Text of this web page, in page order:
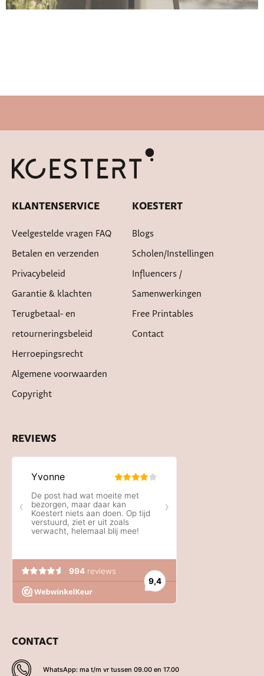
KLANTENSERVICE
Veelgestelde vragen FAQ
Betalen en verzenden
Privacybeleid
Garantie & klachten
Terugbetaal- en
retourneringsbeleid
Herroepingsrecht
Algemene voorwaarden
Copyright
KOESTERT
Blogs
Scholen/instellingen
Influencers /
Samenwerkingen
Free Printables
Contact
REVIEWS
CONTACT
WhatsApp: ma t/m vr tussen 09.00 en 17.00